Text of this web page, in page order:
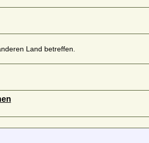
Land betreffen.